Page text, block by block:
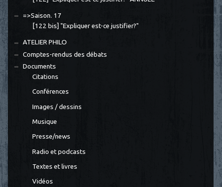
=>Saison. 17
[122 bis] "Expliquer est-ce justifier?"
ATELIER PHILO
Comptes-rendus des débats
Documents
Citations
Conférences
Images / dessins
Musique
Presse/news
Radio et podcasts
Textes et livres
Vidéos